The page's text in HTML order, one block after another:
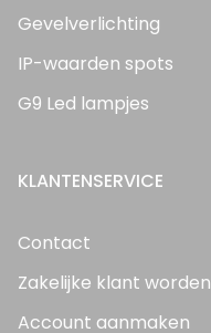
Gevelverlichting
IP-waarden spots
G9 Led lampjes
KLANTENSERVICE
Contact
Zakelijke klant worden
Account aanmaken